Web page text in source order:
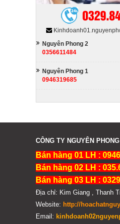
Nguyên Phong 2
0356611484
Nguyên Phong 1
0946319685
CÔNG TY NGUYÊN PHONG
Bán hàng 01 LH :
Bán hàng 02 LH :
Bán hàng 03 LH :
Địa chỉ: Kim Giang , Thanh
Website: http://
Email: